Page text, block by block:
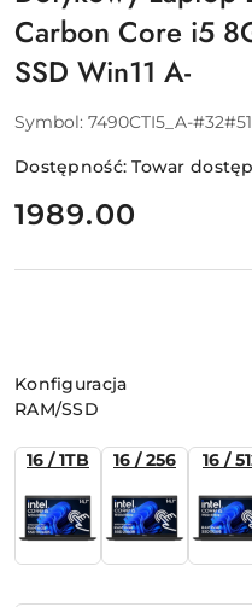
Carbon Core i5
SSD Win11 A-
Symbol: 7490CTI5_A-
Dostępność:Towar
cena:
1989.00
Wariant
Konfiguracja
RAM/SSD
16 / 1TB 16 / 256 16 /